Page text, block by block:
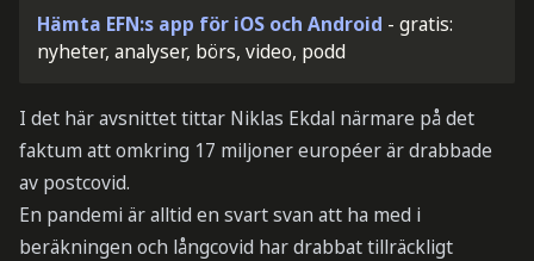
Hämta EFN:s app för iOS och Android - gratis:
nyheter, analyser, börs, video, podd
I det här avsnittet tittar Niklas Ekdal närmare på det
faktum att omkring 17 miljoner européer är drabbade
av postcovid.
En pandemi är alltid en svart svan att ha med i
beräkningen och långcovid har drabbat tillräckligt